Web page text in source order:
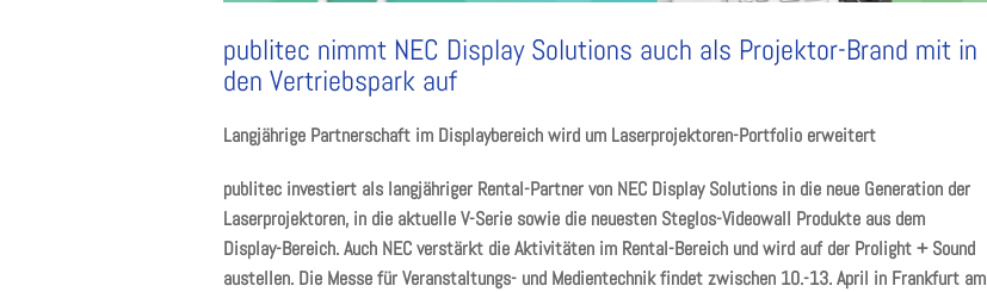
publitec nimmt NEC Display Solutions auch als Projektor-Brand mit in
den Vertriebspark auf
Langjährige Partnerschaft im Displaybereich wird um Laserprojektoren-Portfolio erweitert
publitec investiert als langjähriger Rental-Partner von NEC Display Solutions in die neue Generation der
Laserprojektoren, in die aktuelle V-Serie sowie die neuesten Steglos-Videowall Produkte aus dem
Display-Bereich. Auch NEC verstärkt die Aktivitäten im Rental-Bereich und wird auf der Prolight + Sound
austellen. Die Messe für Veranstaltungs- und Medientechnik findet zwischen 10.-13. April in Frankfurt am